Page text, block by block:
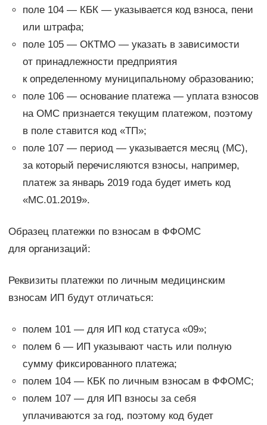
поле 104 — КБК — указывается код взноса, пени
или штрафа;
поле 105 — ОКТМО — указать в зависимости
от принадлежности предприятия
к определенному муниципальному образованию;
поле 106 — основание платежа — уплата взносов
на ОМС признается текущим платежом, поэтому
в поле ставится код «ТП»;
поле 107 — период — указывается месяц (МС),
за который перечисляются взносы, например,
платеж за январь 2019 года будет иметь код
«МС.01.2019».
Образец платежки по взносам в ФФОМС
для организаций:
Реквизиты платежки по личным медицинским
взносам ИП будут отличаться:
полем 101 — для ИП код статуса «09»;
полем 6 — ИП указывают часть или полную
сумму фиксированного платежа;
полем 104 — КБК по личным взносам в ФФОМС;
полем 107 — для ИП взносы за себя
уплачиваются за год, поэтому код будет